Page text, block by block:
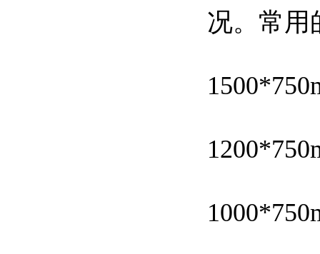
况。常用